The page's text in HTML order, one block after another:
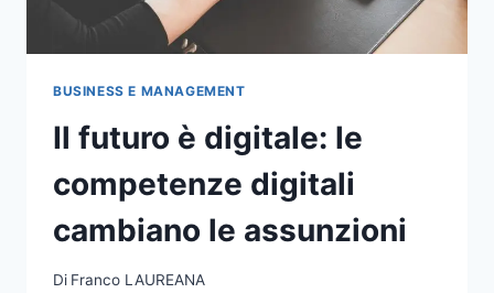
BUSINESS E MANAGEMENT
Il futuro è digitale: le
competenze digitali
cambiano le assunzioni
Di Franco LAUREANA